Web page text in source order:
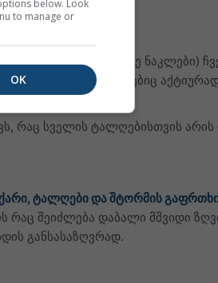
(10 წამზე ნაკლები)
რომლებიც
რაც სველის ტალღებისთვის არის
ქარი, ტალღები და შტორმის
შეიძლება დაბალი მშვიდი
განსასაზღვრად.
below. Look
to manage or
OK